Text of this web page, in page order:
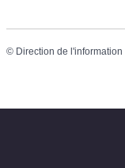
© Direction de